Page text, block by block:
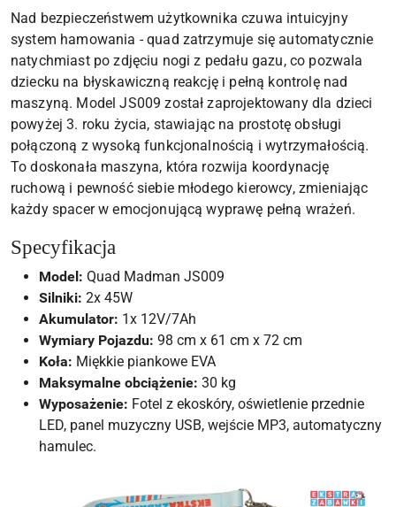
Nad bezpieczeństwem użytkownika czuwa intuicyjny
system hamowania - quad zatrzymuje się automatycznie
natychmiast po zdjęciu nogi z pedału gazu, co pozwala
dziecku na błyskawiczną reakcję i pełną kontrolę nad
maszyną. Model JS009 został zaprojektowany dla dzieci
powyżej 3. roku życia, stawiając na prostotę obsługi
połączoną z wysoką funkcjonalnością i wytrzymałością.
To doskonała maszyna, która rozwija koordynację
ruchową i pewność siebie młodego kierowcy, zmieniając
każdy spacer w emocjonującą wyprawę pełną wrażeń.
Specyfikacja
Model: Quad Madman JS009
Silniki: 2x 45W
Akumulator: 1x 12V/7Ah
Wymiary Pojazdu: 98 cm x 61 cm x 72 cm
Koła: Miękkie piankowe EVA
Maksymalne obciążenie: 30 kg
Wyposażenie: Fotel z ekoskóry, oświetlenie przednie
LED, panel muzyczny USB, wejście MP3, automatyczny
hamulec.